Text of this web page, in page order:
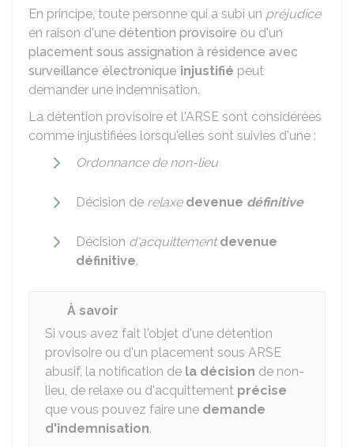
En principe, toute personne qui a subi un préjudice
en raison d'une détention provisoire ou d'un
placement sous assignation à résidence avec
surveillance électronique injustifié peut
demander une indemnisation.
La détention provisoire et l'ARSE sont considérées
comme injustifiées lorsqu'elles sont suivies d'une :
Ordonnance de non-lieu
Décision de relaxe devenue définitive
Décision d'acquittement devenue
définitive.
À savoir
Si vous avez fait l'objet d'une détention
provisoire ou d'un placement sous ARSE
abusif, la notification de la décision de non-
lieu, de relaxe ou d'acquittement précise
que vous pouvez faire une demande
d'indemnisation.